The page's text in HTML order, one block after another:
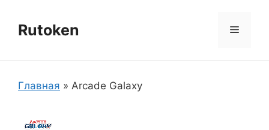
содержимому
Rutoken Меню
Главная » Arcade Galaxy